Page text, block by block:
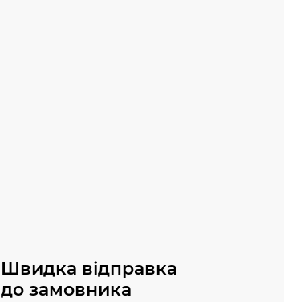
Швидка відправка
до замовника